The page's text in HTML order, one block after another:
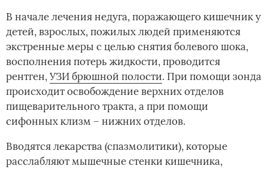
В начале лечения недуга, поражающего кишечник у
детей, взрослых, пожилых людей применяются
экстренные меры с целью снятия болевого шока,
восполнения потерь жидкости, проводится
рентген,УЗИ брюшной полости. При помощи зонда
происходит освобождение верхних отделов
пищеварительного тракта, а при помощи
сифонных клизм – нижних отделов.
Вводятся лекарства (спазмолитики), которые
расслабляют мышечные стенки кишечника,